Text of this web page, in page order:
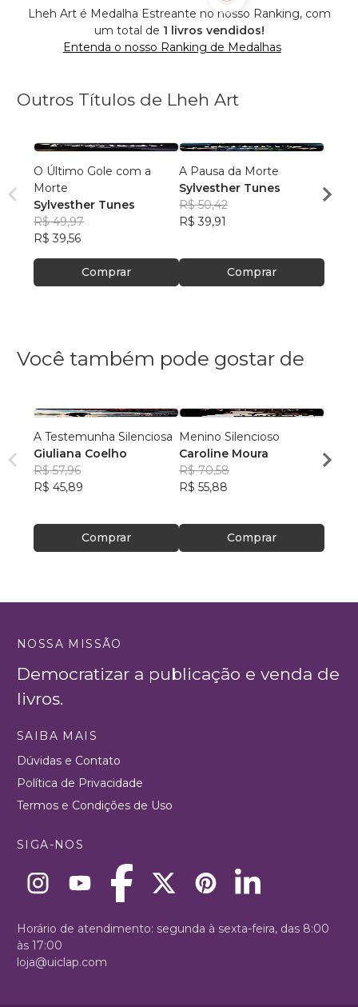
Lheh Art é Medalha Estreante no nosso Ranking, com
um total de 1 livros vendidos!
Entenda o nosso Ranking de Medalhas
Outros Títulos de Lheh Art
O Último Gole com a
Morte
Sylvesther Tunes
R$ 49,97
R$ 39,56
Comprar
A Pausa da Morte
Sylvesther Tunes
R$ 50,42
R$ 39,91
Comprar
R$
Você também pode gostar de
A Testemunha Silenciosa
Giuliana Coelho
R$ 57,96
R$ 45,89
Comprar
Menino Silencioso
Caroline Moura
R$ 70,58
R$ 55,88
Comprar
Ivair
R$
NOSSA MISSÃO
Democratizar a publicação e venda de
livros.
SAIBA MAIS
Dúvidas e Contato
Política de Privacidade
Termos e Condições de Uso
SIGA-NOS
Horário de atendimento: segunda à sexta-feira, das 8:00
às 17:00
loja@uiclap.com